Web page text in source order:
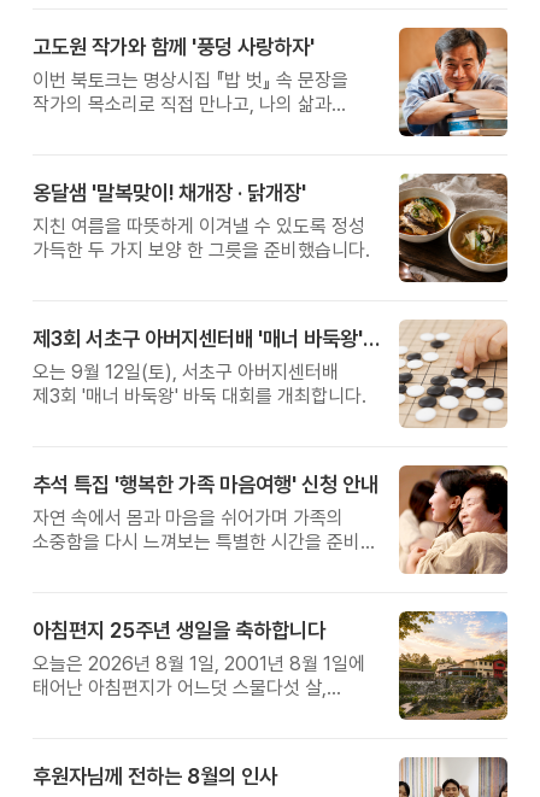
고도원 작가와 함께 '풍덩 사랑하자'
이번 북토크는 명상시집 『밥 벗』 속 문장을
작가의 목소리로 직접 만나고, 나의 삶과
옹달샘 '말복맞이! 채개장 · 닭개장'
지친 여름을 따뜻하게 이겨낼 수 있도록 정성
가득한 두 가지 보양 한 그릇을 준비했습니다.
제3회 서초구 아버지센터배 '매너 바둑왕' 대회
오는 9월 12일(토), 서초구 아버지센터배
제3회 '매너 바둑왕' 바둑 대회를 개최합니다.
추석 특집 '행복한 가족 마음여행' 신청 안내
자연 속에서 몸과 마음을 쉬어가며 가족의
소중함을 다시 느껴보는 특별한 시간을 준비해
아침편지 25주년 생일을 축하합니다
오늘은 2026년 8월 1일, 2001년 8월 1일에
태어난 아침편지가 어느덧 스물다섯 살,
후원자님께 전하는 8월의 인사